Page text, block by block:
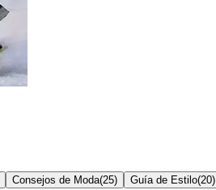
Consejos de Moda(25) Guía de Estilo(20)